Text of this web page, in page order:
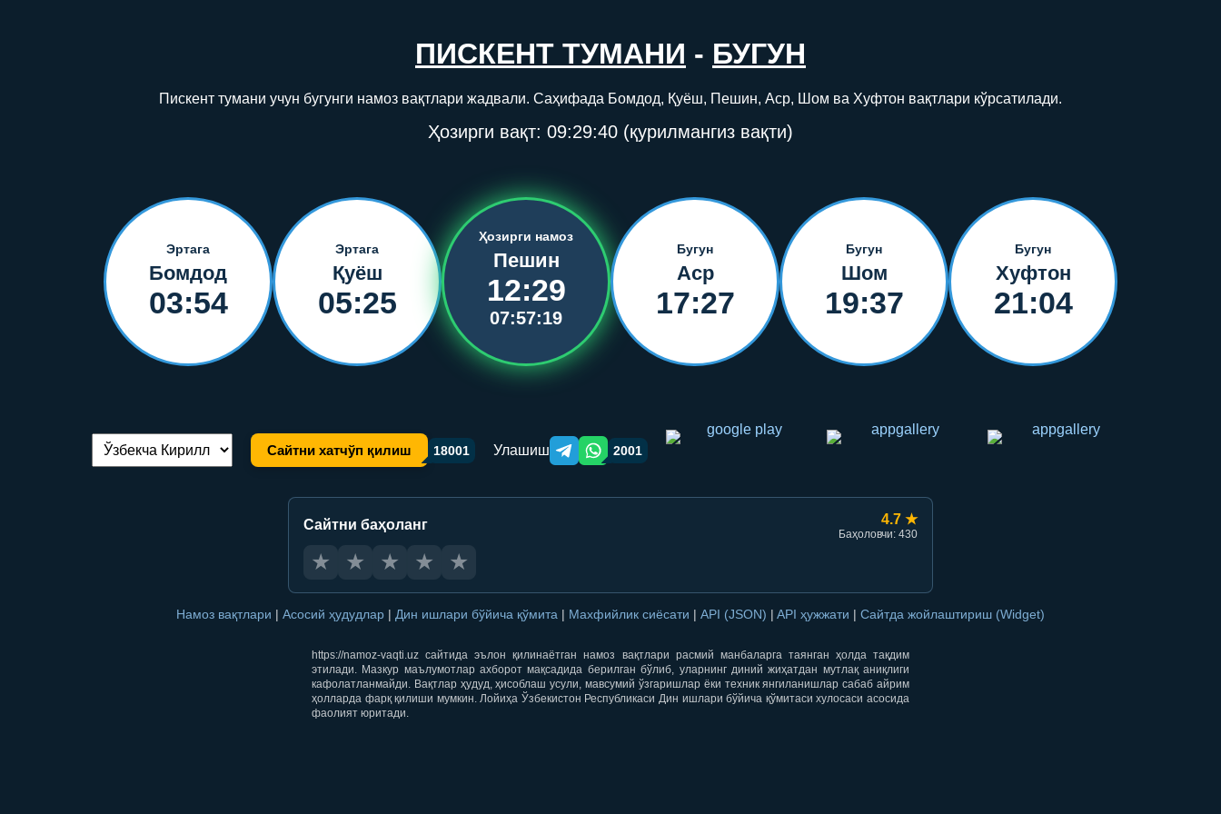
ПИСКЕНТ ТУМАНИ - БУГУН
Пискент тумани учун бугунги намоз вақтлари жадвали. Саҳифада Бомдод, Қуёш, Пешин, Аср, Шом ва Хуфтон вақтлари кўрсатилади.
Ҳозирги вақт: 09:29:40 (қурилмангиз вақти)
Эртага
Бомдод
03:54
Эртага
Қуёш
05:25
Ҳозирги намоз
Пешин
12:29
07:57:19
Бугун
Аср
17:27
Бугун
Шом
19:37
Бугун
Хуфтон
21:04
Тилни алмаштириш: Сайтни хатчўп қилиш 18001 Улашиш Telegram orqali ulashish
WhatsApp orqali ulashish
2001
Сайтни баҳоланг 4.7 ★
Баҳоловчи: 430
★ ★ ★ ★ ★
Намоз вақтлари | Асосий ҳудудлар | Дин ишлари бўйича қўмита | Махфийлик сиёсати | API (JSON) | API ҳужжати | Сайтда жойлаштириш (Widget)
https://namoz-vaqti.uz сайтида эълон қилинаётган намоз вақтлари расмий манбаларга таянган ҳолда тақдим
этилади. Мазкур маълумотлар ахборот мақсадида берилган бўлиб, уларнинг диний жиҳатдан мутлақ аниқлиги
кафолатланмайди. Вақтлар ҳудуд, ҳисоблаш усули, мавсумий ўзгаришлар ёки техник янгиланишлар сабаб айрим
ҳолларда фарқ қилиши мумкин. Лойиҳа Ўзбекистон Республикаси Дин ишлари бўйича қўмитаси хулосаси асосида
фаолият юритади.